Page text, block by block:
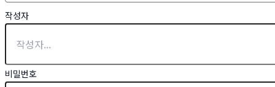
작성자
비밀번호